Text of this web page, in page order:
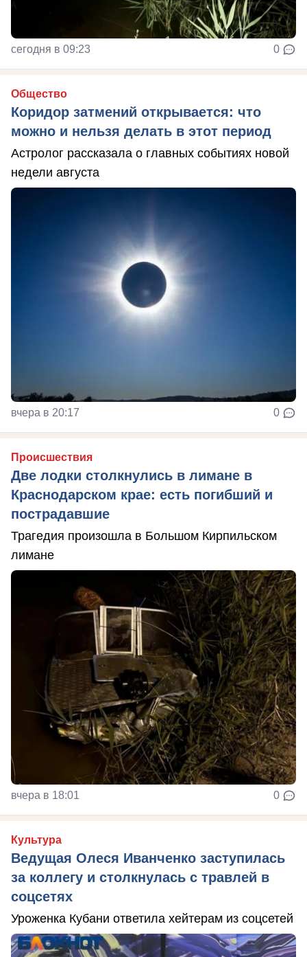
сегодня в 09:23 0
Общество
Коридор затмений открывается: что
можно и нельзя делать в этот период
Астролог рассказала о главных событиях новой
недели августа
вчера в 20:17 0
Происшествия
Две лодки столкнулись в лимане в
Краснодарском крае: есть погибший и
пострадавшие
Трагедия произошла в Большом Кирпильском
лимане
вчера в 18:01 0
Культура
Ведущая Олеся Иванченко заступилась
за коллегу и столкнулась с травлей в
соцсетях
Уроженка Кубани ответила хейтерам из соцсетей